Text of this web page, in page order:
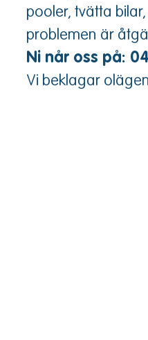
pooler, tvätta
problemen är
Ni når oss på:
Vi beklagar